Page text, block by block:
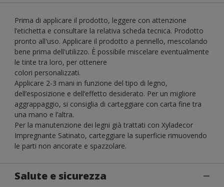
Prima di applicare il prodotto, leggere con attenzione
l’etichetta e consultare la relativa scheda tecnica. Prodotto
pronto all'uso. Applicare il prodotto a pennello, mescolando
bene prima dell'utilizzo. È possibile miscelare eventualmente
le tinte tra loro, per ottenere
colori personalizzati.
Applicare 2-3 mani in funzione del tipo di legno,
dell’esposizione e dell’effetto desiderato. Per un migliore
aggrappaggio, si consiglia di carteggiare con carta fine tra
una mano e l’altra.
Per la manutenzione dei legni già trattati con Xyladecor
Impregnante Satinato, carteggiare la superficie rimuovendo
le parti non ancorate e spazzolare.
Salute e sicurezza